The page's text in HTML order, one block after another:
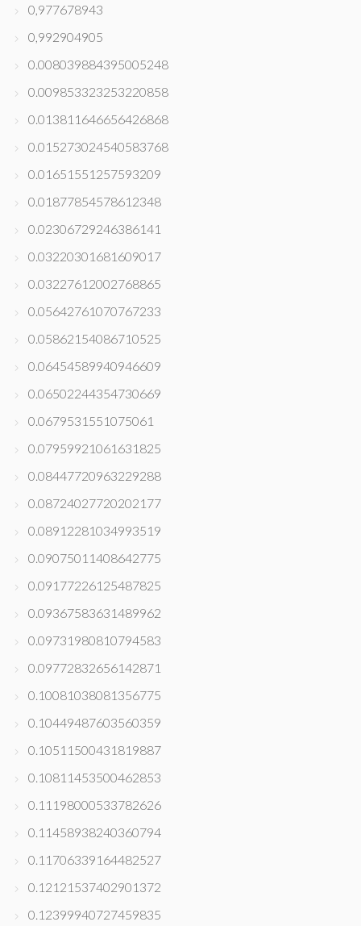
0,977678943
0,992904905
0.008039884395005248
0.009853323253220858
0.013811646656426868
0.015273024540583768
0.01651551257593209
0.01877854578612348
0.02306729246386141
0.03220301681609017
0.03227612002768865
0.05642761070767233
0.05862154086710525
0.06454589940946609
0.06502244354730669
0.0679531551075061
0.07959921061631825
0.08447720963229288
0.08724027720202177
0.08912281034993519
0.09075011408642775
0.09177226125487825
0.09367583631489962
0.09731980810794583
0.09772832656142871
0.10081038081356775
0.10449487603560359
0.10511500431819887
0.10811453500462853
0.11198000533782626
0.11458938240360794
0.11706339164482527
0.12121537402901372
0.12399940727459835